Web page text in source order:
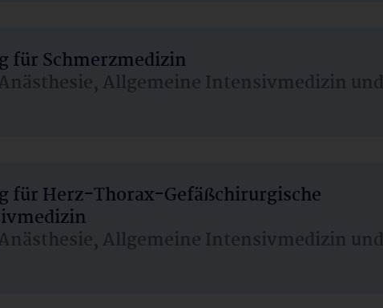
für Schmerzmedizin
Allgemeine Intensivmedizin und
für Herz-Thorax-Gefäßchirurgische
Allgemeine Intensivmedizin und